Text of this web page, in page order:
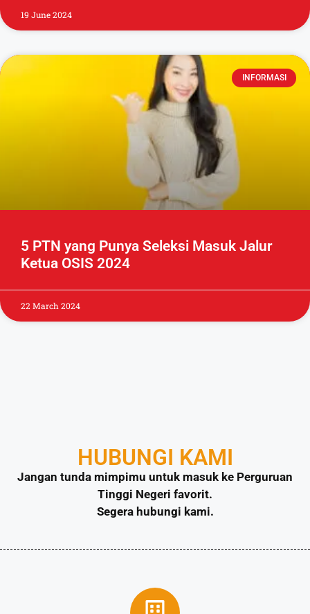
19 June 2024
INFORMASI
5 PTN yang Punya Seleksi Masuk Jalur
Ketua OSIS 2024
22 March 2024
HUBUNGI KAMI
Jangan tunda mimpimu untuk masuk ke Perguruan
Tinggi Negeri favorit.
Segera hubungi kami.